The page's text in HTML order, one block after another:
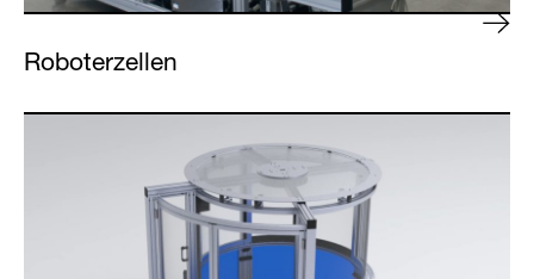
Roboterzellen